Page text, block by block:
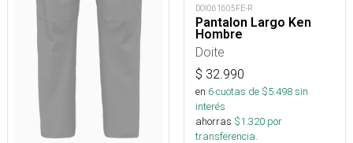
DOI061605FE-R
Pantalon Largo Ken
Hombre
Doite
$ 32.990
en 6cuotas de $5.498sin
interés
ahorras $1.320 por
transferencia.